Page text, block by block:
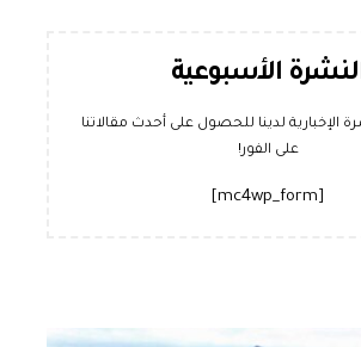
الأسبوعية
الإخبارية لدينا للحصول على أحدث مقالاتنا
على الفور!